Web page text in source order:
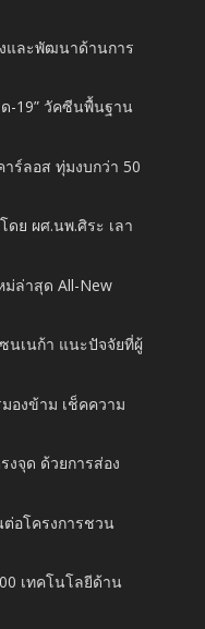
และพัฒนาด้านการ
-19” วัคซีนพื้นฐาน
ร์ลอส ทุ่มงบกว่า 50
ดย ผศ.นพ.ศิระ เลา
ล่าสุด All-New
นเนก้า แนะปัจจัยที่ผู้
องข้าม เช็คความ
จุด ด้วยการส่อง
ต่อโครงการชวน
เทคโนโลยีด้าน